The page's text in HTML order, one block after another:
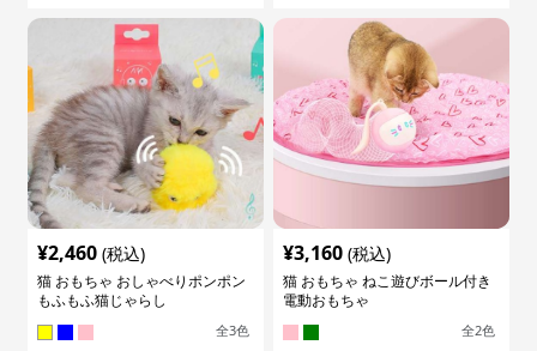
¥2,460 (税込)
猫 おもちゃ おしゃべりポンポン
もふもふ猫じゃらし
全3色
¥3,160 (税込)
猫 おもちゃ ねこ遊びボール付き
電動おもちゃ
全2色